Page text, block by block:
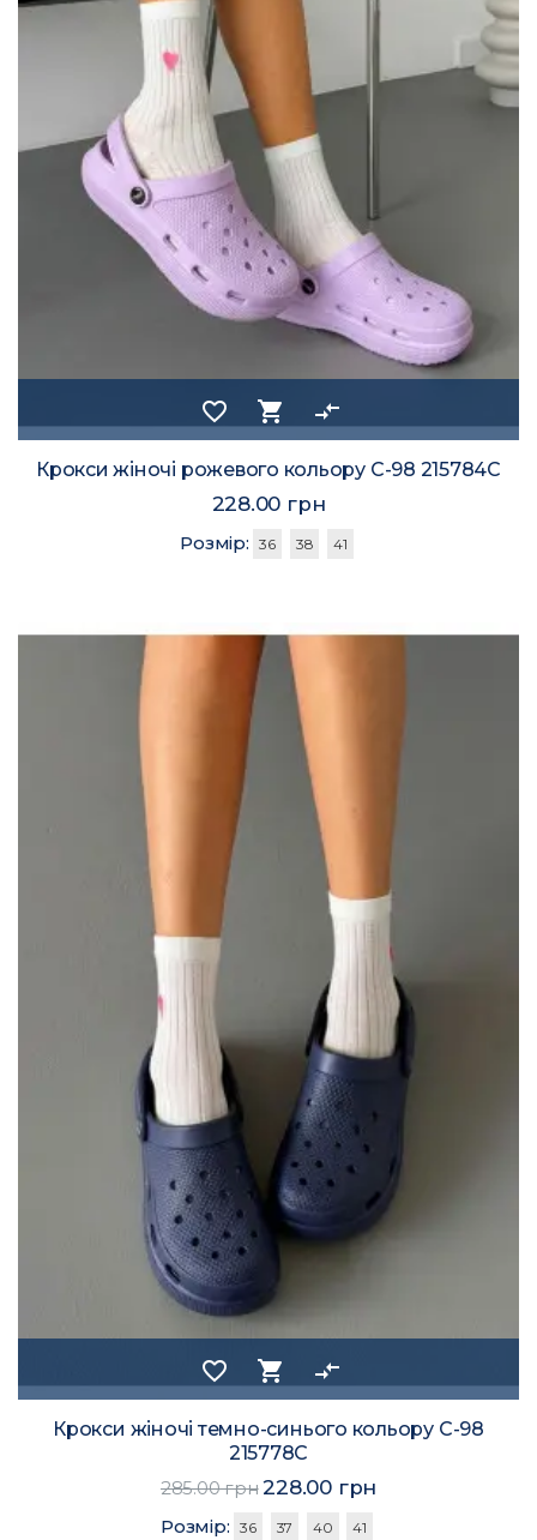
favorite_border shopping_cart compare_arrows
Крокси жіночі рожевого кольору С-98 215784C
228.00 грн
Розмір: 36 38 41
favorite_border shopping_cart compare_arrows
Крокси жіночі темно-синього кольору С-98
215778C
285.00 грн228.00 грн
Розмір: 36 37 40 41